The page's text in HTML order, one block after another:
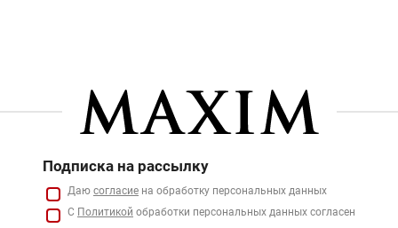
Подписка на рассылку
Даю согласие на обработку персональных данных
С Политикой обработки персональных данных согласен